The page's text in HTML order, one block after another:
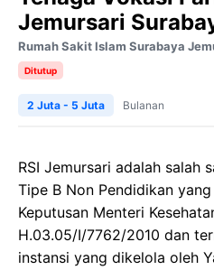
Jemursari
Rumah Sakit Islam Surabaya
Ditutup
2 Juta - 5 Juta Bulanan
RSI Jemursari adalah salah
Tipe B Non Pendidikan
Keputusan Menteri
H.03.05/I/7762/2010 dan
instansi yang dikelola oleh